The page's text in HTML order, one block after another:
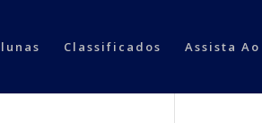
Classificados Assista